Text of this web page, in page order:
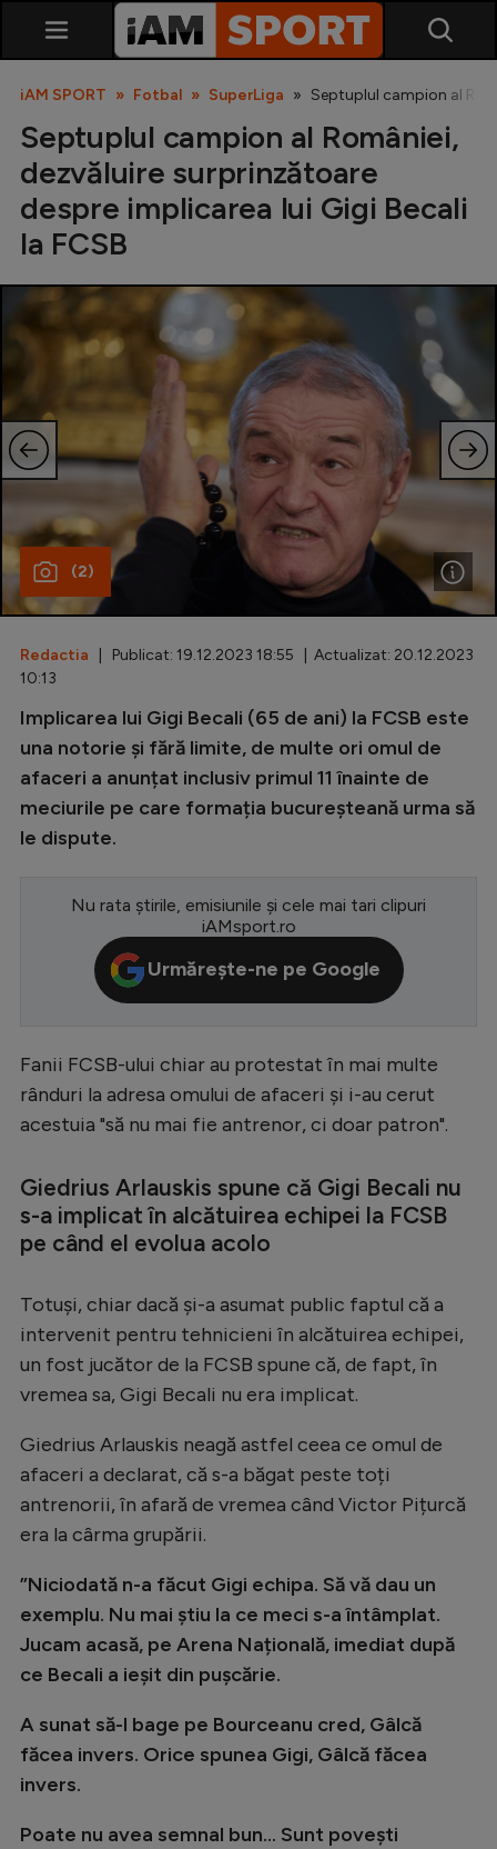
SuperLiga
Liga 2
Cupa României
Echipa Națională
U21
Fotbal feminin
Special
Inedit
Clasamente
Champions League
Europa League
CM 2026
Premier League
LaLiga
Bundesliga
Ligue 1
Starurile fotbalului
EURO 2024
Clasamente
Tenis
Handbal
Natație
Gimnastică
Auto
Rugby
Ciclism
Alte sporturi
JO 2026
iAM SPORT Fotbal SuperLiga Septuplul campion al
Septuplul campion al României,
dezvăluire surprinzătoare
despre implicarea lui Gigi Becali
la FCSB
(2)
Redactia | Publicat: 19.12.2023 18:55 | Actualizat: 20.12.2023
10:13
Implicarea lui Gigi Becali (65 de ani) la FCSB este
una notorie și fără limite, de multe ori omul de
afaceri a anunțat inclusiv primul 11 înainte de
meciurile pe care formația bucureșteană urma să
le dispute.
Nu rata știrile, emisiunile și cele mai tari clipuri
iAMsport.ro
Urmărește-ne pe Google
Fanii FCSB-ului chiar au protestat în mai multe
rânduri la adresa omului de afaceri și i-au cerut
acestuia "să nu mai fie antrenor, ci doar patron".
Giedrius Arlauskis spune că Gigi Becali nu
s-a implicat în alcătuirea echipei la FCSB
pe când el evolua acolo
Totuși, chiar dacă și-a asumat public faptul că a
intervenit pentru tehnicieni în alcătuirea echipei,
un fost jucător de la FCSB spune că, de fapt, în
vremea sa, Gigi Becali nu era implicat.
Giedrius Arlauskis neagă astfel ceea ce omul de
afaceri a declarat, că s-a băgat peste toți
antrenorii, în afară de vremea când Victor Pițurcă
era la cârma grupării.
”Niciodată n-a făcut Gigi echipa. Să vă dau un
exemplu. Nu mai știu la ce meci s-a întâmplat.
Jucam acasă, pe Arena Națională, imediat după
ce Becali a ieșit din pușcărie.
A sunat să-l bage pe Bourceanu cred, Gâlcă
făcea invers. Orice spunea Gigi, Gâlcă făcea
invers.
Poate nu avea semnal bun... Sunt povești